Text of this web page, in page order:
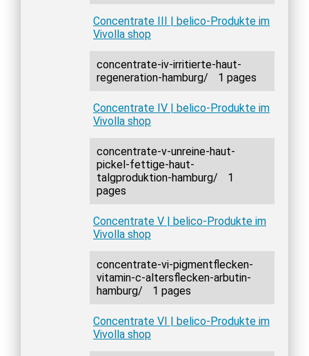
Concentrate III | belico-Produkte im
Vivolla shop
concentrate-iv-irritierte-haut-
regeneration-hamburg/
1 pages
Concentrate IV | belico-Produkte im
Vivolla shop
concentrate-v-unreine-haut-
pickel-fettige-haut-
talgproduktion-hamburg/
1
pages
Concentrate V | belico-Produkte im
Vivolla shop
concentrate-vi-pigmentflecken-
vitamin-c-altersflecken-arbutin-
hamburg/
1 pages
Concentrate VI | belico-Produkte im
Vivolla shop